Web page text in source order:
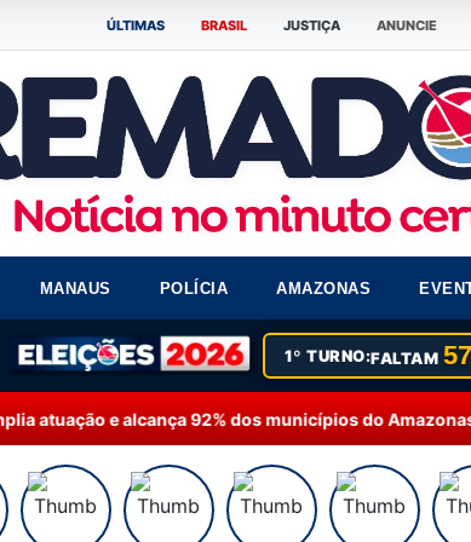
ÚLTIMAS BRASIL JUSTIÇA ANUNCIE
MANAUS POLÍCIA AMAZONAS
1º TURNO:FALTAM 57
dos municípios do Amazonas 13:37 | POLÍTICA Fausto